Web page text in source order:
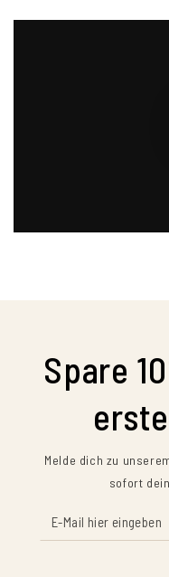
Spare
Melde dich zu
sofort
Mail